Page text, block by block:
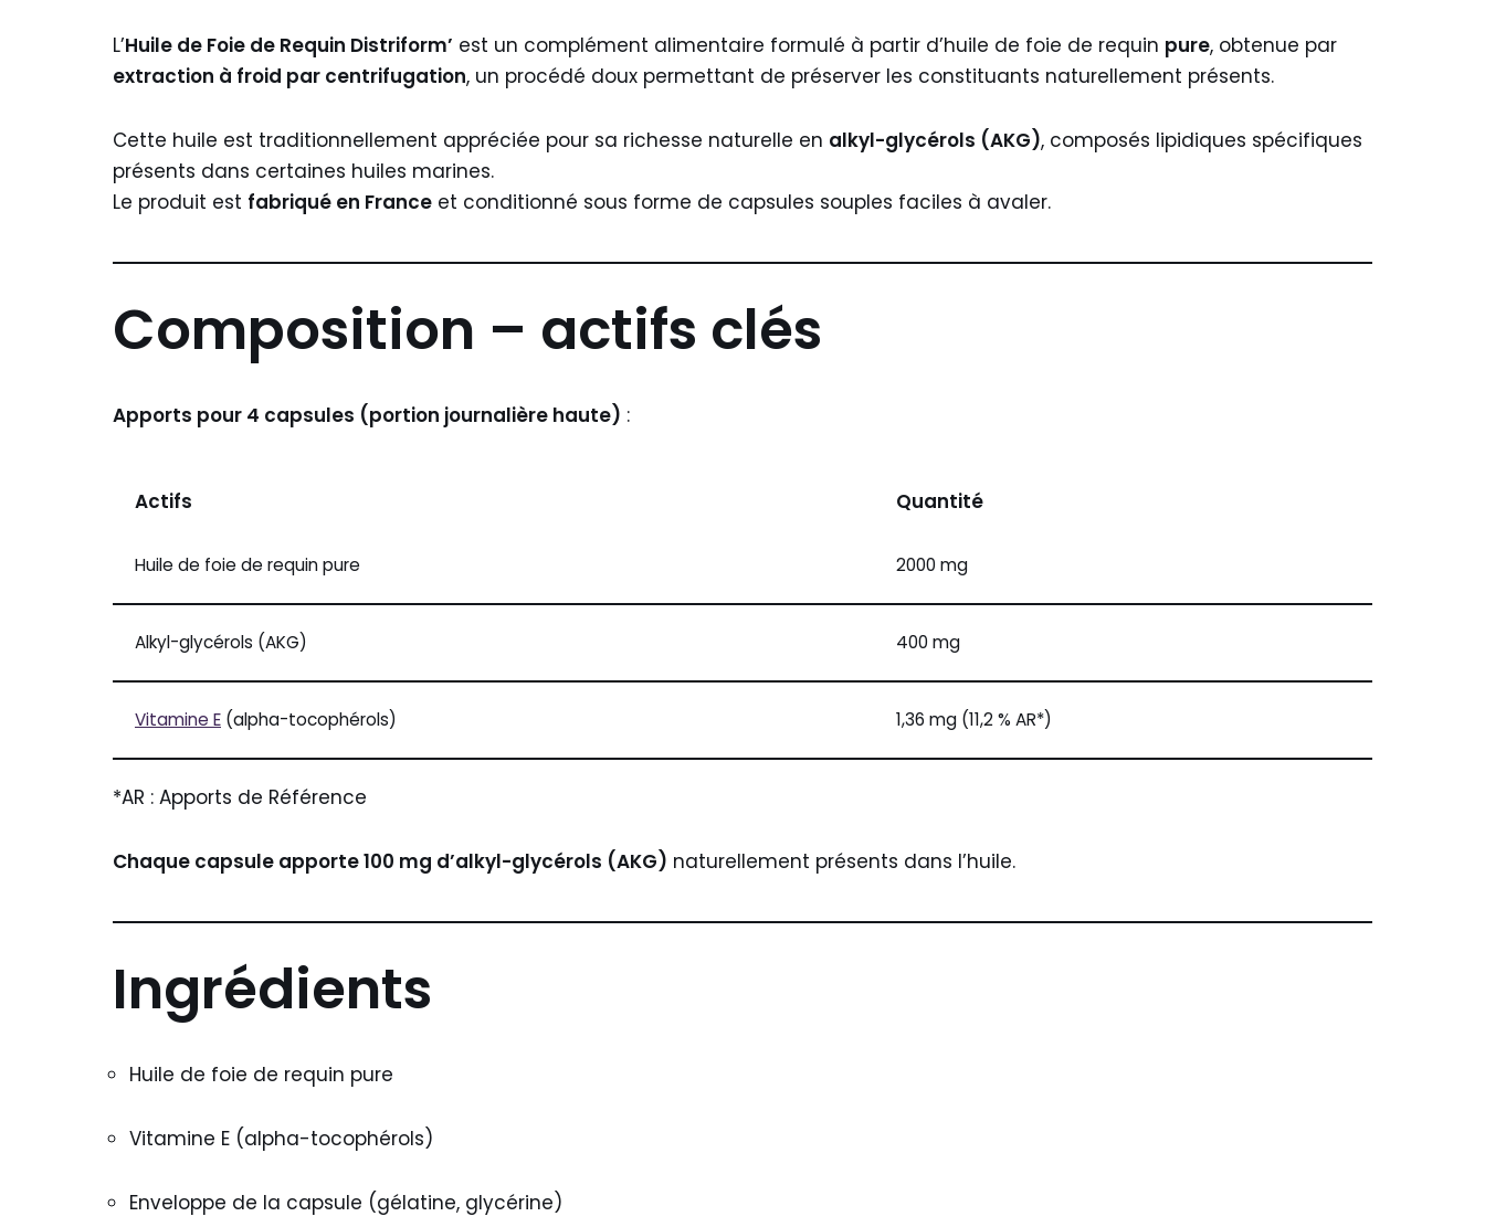
L’Huile de Foie de Requin Distriform’ est un complément alimentaire formulé à partir d’huile de foie de requin pure, obtenue par
extraction à froid par centrifugation, un procédé doux permettant de préserver les constituants naturellement présents.
Cette huile est traditionnellement appréciée pour sa richesse naturelle en alkyl-glycérols (AKG), composés lipidiques spécifiques
présents dans certaines huiles marines.
Le produit est fabriqué en France et conditionné sous forme de capsules souples faciles à avaler.
Composition – actifs clés
Apports pour 4 capsules (portion journalière haute) :
Actifs Quantité
Huile de foie de requin pure 2000 mg
Alkyl-glycérols (AKG) 400 mg
Vitamine E (alpha-tocophérols) 1,36 mg (11,2 % AR*)
*AR : Apports de Référence
Chaque capsule apporte 100 mg d’alkyl-glycérols (AKG) naturellement présents dans l’huile.
Ingrédients
Huile de foie de requin pure
Vitamine E (alpha-tocophérols)
Enveloppe de la capsule (gélatine, glycérine)